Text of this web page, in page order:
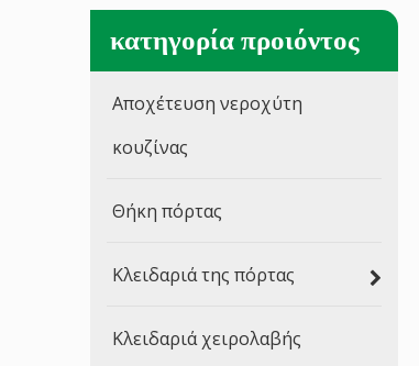
κατηγορία προιόντος
Αποχέτευση νεροχύτη
κουζίνας
Θήκη πόρτας
Κλειδαριά της πόρτας
Κλειδαριά χειρολαβής